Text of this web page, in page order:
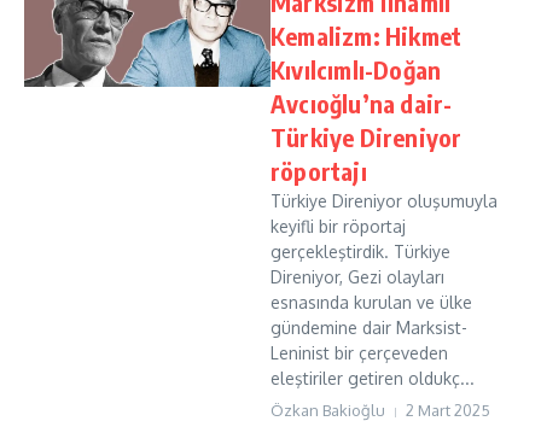
Kemalizm: Hikmet
Kıvılcımlı-Doğan
Avcıoğlu’na dair-
Türkiye Direniyor
röportajı
Türkiye Direniyor oluşumuyla
keyifli bir röportaj
gerçekleştirdik. Türkiye
Direniyor, Gezi olayları
esnasında kurulan ve ülke
gündemine dair Marksist-
Leninist bir çerçeveden
eleştiriler getiren oldukç...
Özkan Bakioğlu 2 Mart 2025